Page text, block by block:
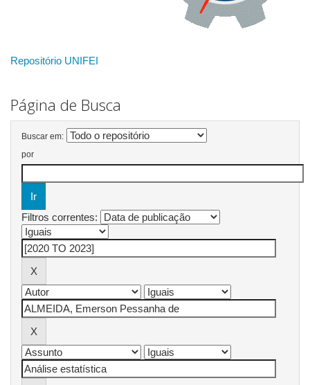
Repositório UNIFEI
Página de Busca
Buscar em:
por
Filtros correntes: